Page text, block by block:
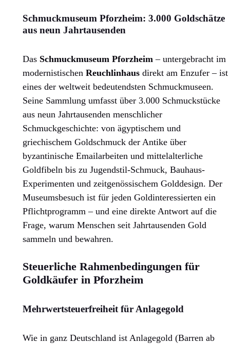
Schmuckmuseum Pforzheim: 3.000 Goldschätze
aus neun Jahrtausenden
Das Schmuckmuseum Pforzheim – untergebracht im
modernistischen Reuchlinhaus direkt am Enzufer – ist
eines der weltweit bedeutendsten Schmuckmuseen.
Seine Sammlung umfasst über 3.000 Schmuckstücke
aus neun Jahrtausenden menschlicher
Schmuckgeschichte: von ägyptischem und
griechischem Goldschmuck der Antike über
byzantinische Emailarbeiten und mittelalterliche
Goldfibeln bis zu Jugendstil-Schmuck, Bauhaus-
Experimenten und zeitgenössischem Golddesign. Der
Museumsbesuch ist für jeden Goldinteressierten ein
Pflichtprogramm – und eine direkte Antwort auf die
Frage, warum Menschen seit Jahrtausenden Gold
sammeln und bewahren.
Steuerliche Rahmenbedingungen für
Goldkäufer in Pforzheim
Mehrwertsteuerfreiheit für Anlagegold
Wie in ganz Deutschland ist Anlagegold (Barren ab